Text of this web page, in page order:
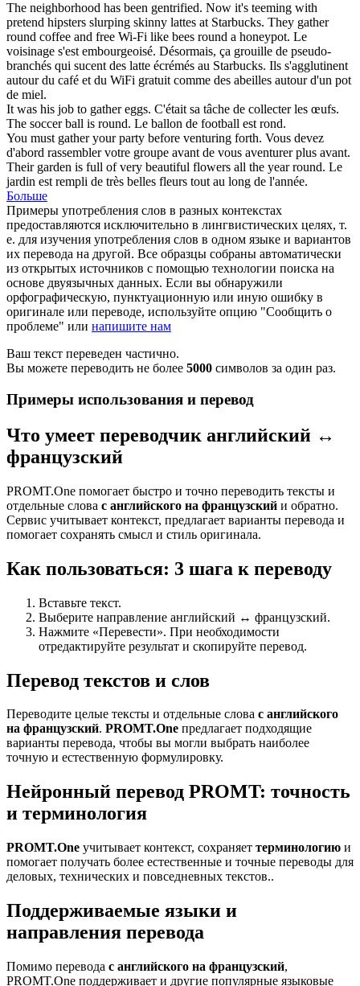
The neighborhood has been gentrified. Now it's teeming with
pretend hipsters slurping skinny lattes at Starbucks. They gather
round coffee and free Wi-Fi like bees round a honeypot. Le
voisinage s'est embourgeoisé. Désormais, ça grouille de pseudo-
branchés qui sucent des latte écrémés au Starbucks. Ils s'agglutinent
autour du café et du WiFi gratuit comme des abeilles autour d'un pot
de miel.
It was his job to gathereggs. C'était sa tâche de collecter les œufs.
The soccer ball is round. Le ballon de football est rond.
You must gatheryour party before venturing forth. Vous devez
d'abord rassemblervotre groupe avant de vous aventurer plus avant.
Their garden is full of very beautiful flowers all the yearround. Le
jardin est rempli de très belles fleurs tout au long de l'année.
Больше
Примеры употребления слов в разных контекстах
предоставляются исключительно в лингвистических целях, т.
е. для изучения употребления слов в одном языке и вариантов
их перевода на другой. Все образцы собраны автоматически
из открытых источников с помощью технологии поиска на
основе двуязычных данных. Если вы обнаружили
орфографическую, пунктуационную или иную ошибку в
оригинале или переводе, используйте опцию "Сообщить о
проблеме" или напишите нам
Ваш текст переведен частично.
Вы можете переводить не более 5000 символов за один раз.
Примеры использования и перевод
Что умеет переводчик английский ↔
французский
PROMT.One помогает быстро и точно переводить тексты и
отдельные слова с английского на французский и обратно.
Сервис учитывает контекст, предлагает варианты перевода и
помогает сохранять смысл и стиль оригинала.
Как пользоваться: 3 шага к переводу
Вставьте текст.
Выберите направление английский ↔ французский.
Нажмите «Перевести». При необходимости
отредактируйте результат и скопируйте перевод.
Перевод текстов и слов
Переводите целые тексты и отдельные слова с английского
на французский. PROMT.One предлагает подходящие
варианты перевода, чтобы вы могли выбрать наиболее
точную и естественную формулировку.
Нейронный перевод PROMT: точность
и терминология
PROMT.One учитывает контекст, сохраняет терминологию и
помогает получать более естественные и точные переводы для
деловых, технических и повседневных текстов..
Поддерживаемые языки и
направления перевода
Помимо перевода с английского на французский,
PROMT.One поддерживает и другие популярные языковые